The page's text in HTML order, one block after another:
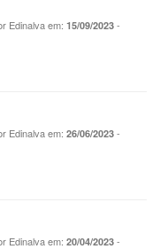
Edinalva em: 15/09/2023 -
Edinalva em: 26/06/2023 -
Edinalva em: 20/04/2023 -